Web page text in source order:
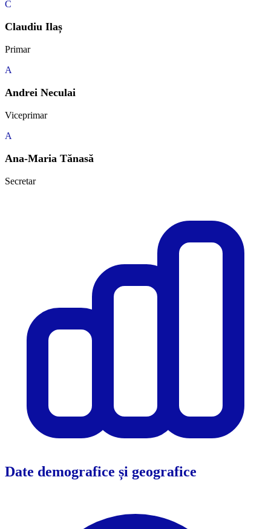
C
Claudiu Ilaș
Primar
A
Andrei Neculai
Viceprimar
A
Ana-Maria Tănasă
Secretar
Date demografice și geografice